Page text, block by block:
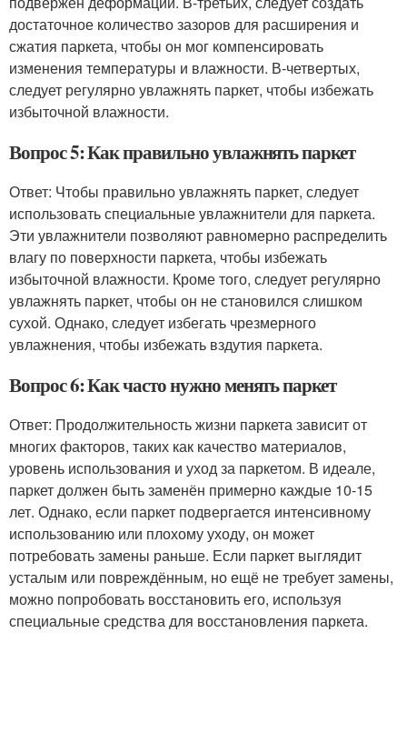
достаточное количество зазоров для расширения и
сжатия паркета, чтобы он мог компенсировать
изменения температуры и влажности. В-четвертых,
следует регулярно увлажнять паркет, чтобы избежать
избыточной влажности.
Вопрос 5: Как правильно увлажнять паркет
Ответ: Чтобы правильно увлажнять паркет, следует
использовать специальные увлажнители для паркета.
Эти увлажнители позволяют равномерно распределить
влагу по поверхности паркета, чтобы избежать
избыточной влажности. Кроме того, следует регулярно
увлажнять паркет, чтобы он не становился слишком
сухой. Однако, следует избегать чрезмерного
увлажнения, чтобы избежать вздутия паркета.
Вопрос 6: Как часто нужно менять паркет
Ответ: Продолжительность жизни паркета зависит от
многих факторов, таких как качество материалов,
уровень использования и уход за паркетом. В идеале,
паркет должен быть заменён примерно каждые 10-15
лет. Однако, если паркет подвергается интенсивному
использованию или плохому уходу, он может
потребовать замены раньше. Если паркет выглядит
усталым или повреждённым, но ещё не требует замены,
можно попробовать восстановить его, используя
специальные средства для восстановления паркета.